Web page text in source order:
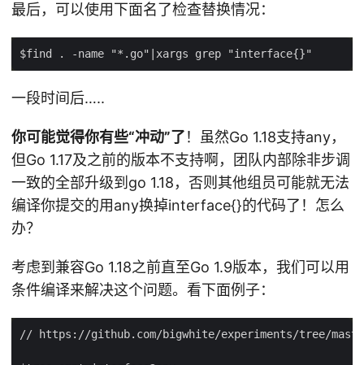
最后，可以使用下面名了检查替换情况：
一段时间后…..
你可能觉得你有些“冲动”了！虽然Go 1.18支持any，
但Go 1.17及之前的版本不支持啊，团队内部除非步调
一致的全部升级到go 1.18，否则其他组员可能就无法
编译你提交的用any换掉interface{}的代码了！怎么
办？
考虑到兼容Go 1.18之前直至Go 1.9版本，我们可以用
条件编译来解决这个问题。看下面例子：